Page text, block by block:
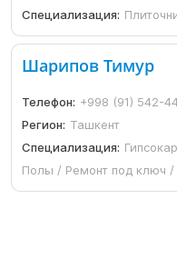
Специализация:
Шарипов Тимур
Телефон: +998 (91) 542-
Регион: Ташкент
Специализация:
Полы / Ремонт под ключ /